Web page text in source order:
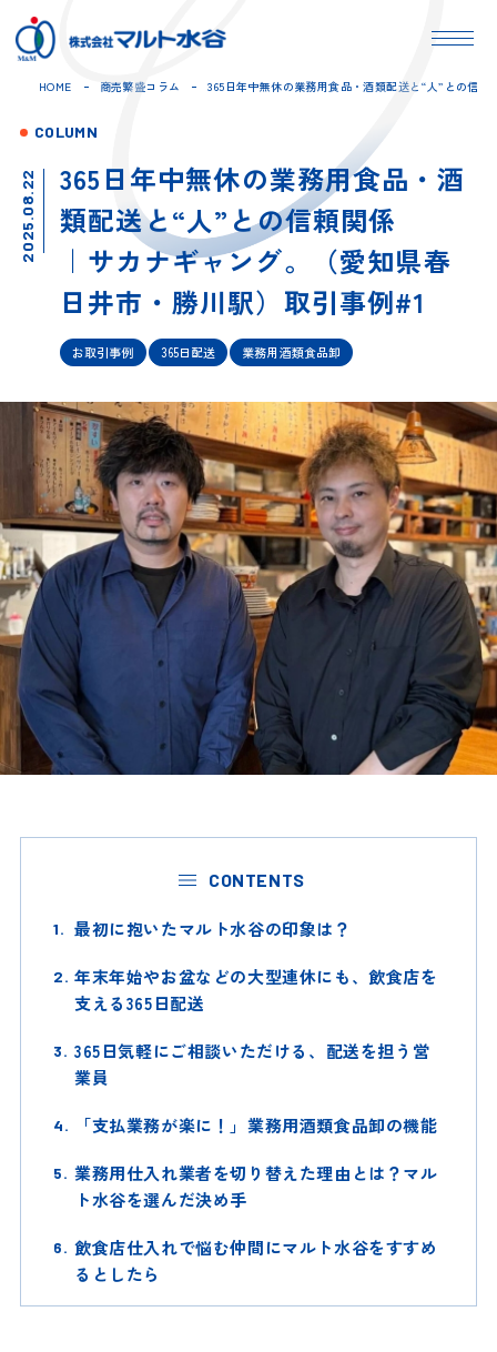
HOME 商売繁盛コラム 365日年中無休の業務用食品・酒類配送と“人”との信
COLUMN
2025.08.22
365日年中無休の業務用食品・酒
類配送と“人”との信頼関係
｜サカナギャング。（愛知県春
日井市・勝川駅）取引事例#1
お取引事例 365日配送 業務用酒類食品卸
CONTENTS
最初に抱いたマルト水谷の印象は？
年末年始やお盆などの大型連休にも、飲食店を
支える365日配送
365日気軽にご相談いただける、配送を担う営
業員
「支払業務が楽に！」業務用酒類食品卸の機能
業務用仕入れ業者を切り替えた理由とは？マル
ト水谷を選んだ決め手
飲食店仕入れで悩む仲間にマルト水谷をすすめ
るとしたら